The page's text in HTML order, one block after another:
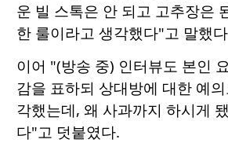
운 빌 스톡은 안 되고 고추장은
한 룰이라고 생각했다"고 말했
이어 "(방송 중) 인터뷰도 본인
감을 표하되 상대방에 대한 예
각했는데, 왜 사과까지 하시게
다"고 덧붙였다.